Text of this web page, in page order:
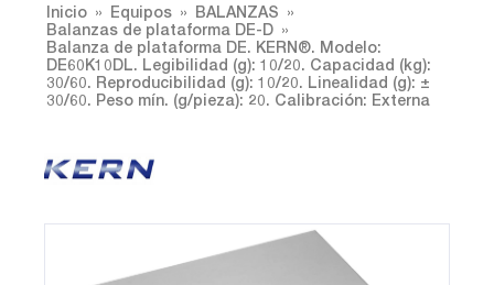
Inicio Equipos
BALANZAS
Balanzas de plataforma DE-D
Balanza de plataforma DE. KERN®. Modelo:
DE60K10DL. Legibilidad (g): 10/20. Capacidad (kg):
30/60. Reproducibilidad (g): 10/20. Linealidad (g): ±
30/60. Peso mín. (g/pieza): 20. Calibración: Externa